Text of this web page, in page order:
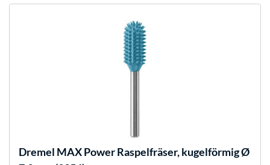
Dremel MAX Power Raspelfräser, kugelförmig Ø